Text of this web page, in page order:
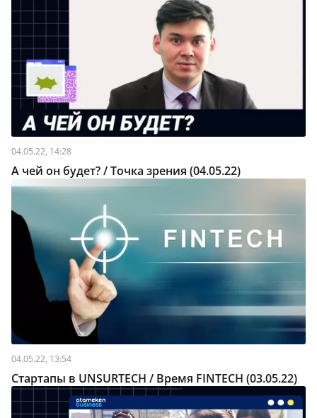
04.05.22, 14:28
А чей он будет? / Точка зрения (04.05.22)
04.05.22, 13:54
Стартапы в UNSURTECH / Время FINTECH (03.05.22)